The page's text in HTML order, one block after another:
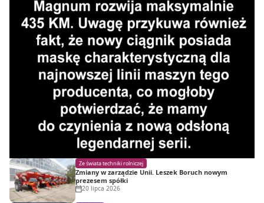
Ze świata techniki rolniczej
Zmiany w zarządzie Unii. Leszek Boruch nowym
prezesem spółki
20 lipca 2026